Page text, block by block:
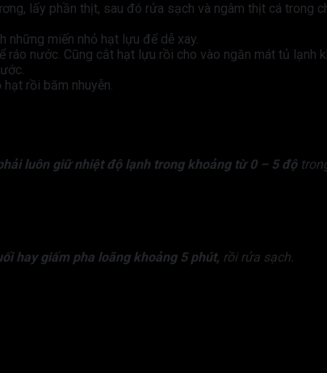
lấy phần thịt, sau đó rửa sạch và ngâm thịt cá trong
những miến nhỏ hạt lựu để dễ xay.
nước. Cũng cắt hạt lựu rồi cho vào ngăn mát tủ lạnh
rồi băm nhuyễn.
luôn giữ nhiệt độ lạnh trong khoảng từ 0 – 5 độ
hay giấm pha loãng khoảng 5 phút, rồi rửa sạch.